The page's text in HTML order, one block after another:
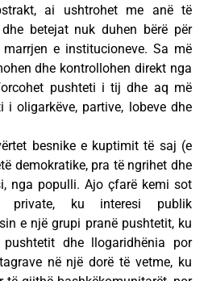
ai ushtrohet me anë të
betejat nuk duhen bërë për
e institucioneve. Sa më
dhe kontrollohen direkt nga
pushteti i tij dhe aq më
i oligarkëve, partive, lobeve dhe
besnike e kuptimit të saj (e
demokratike, pra të ngrihet dhe
nga populli. Ajo çfarë kemi sot
private, ku interesi publik
e një grupi pranë pushtetit, ku
dhe llogaridhënia por
në një dorë të vetme, ku